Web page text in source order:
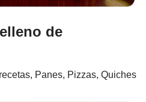
de
, Panes, Pizzas, Quiches